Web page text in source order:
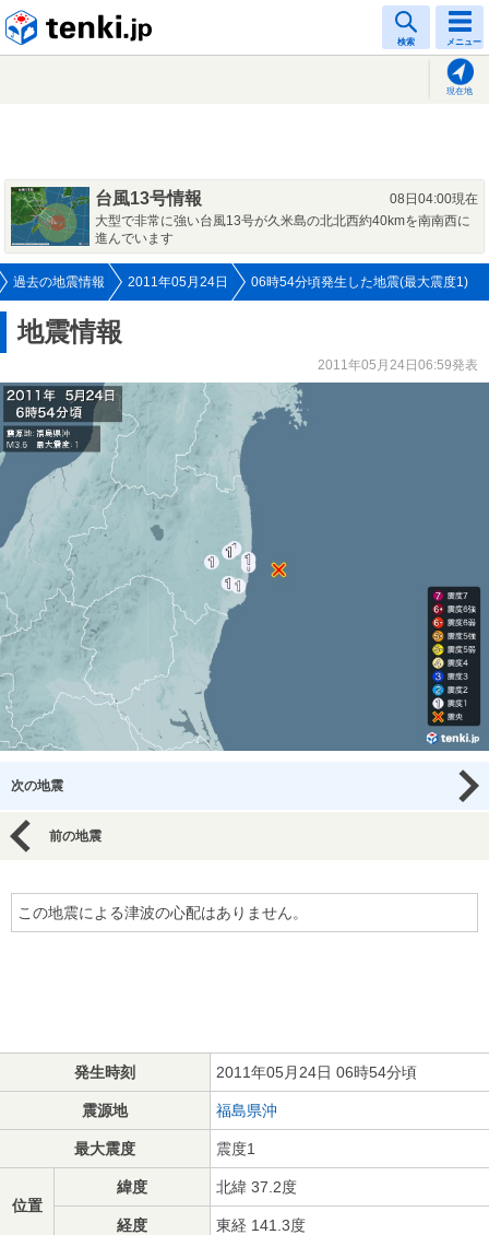
検索 メニュー
現在地
台風13号情報
08日04:00現在
大型で非常に強い台風13号が久米島の北北西約40kmを南南西に
進んでいます
過去の地震情報 2011年05月24日 06時54分頃発生した地震(最大震度1)
地震情報
2011年05月24日06:59発表
次の地震
前の地震
この地震による津波の心配はありません。
発生時刻 2011年05月24日 06時54分頃
震源地 福島県沖
最大震度 震度1
位置
緯度 北緯 37.2度
経度 東経 141.3度